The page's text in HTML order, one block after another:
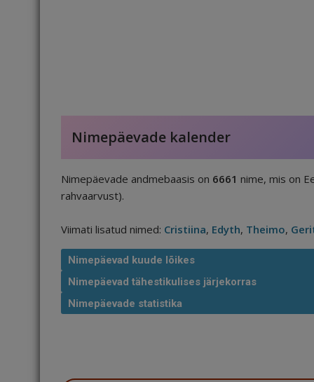
Nimepäevade kalender
Nimepäevade andmebaasis on 6661 nime, mis on
rahvaarvust).
Viimati lisatud nimed: Cristiina, Edyth, Theimo,
Nimepäevad kuude lõikes
Nimepäevad tähestikulises järjekorras
Nimepäevade statistika